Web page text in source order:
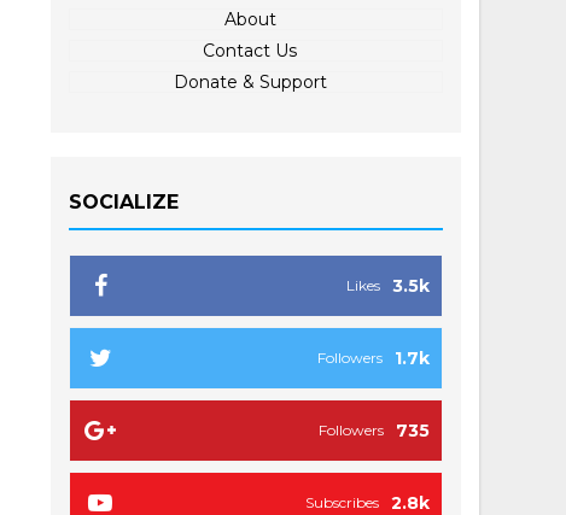
About
Contact Us
Donate & Support
SOCIALIZE
3.5k
Likes
1.7k
Followers
735
Followers
2.8k
Subscribes